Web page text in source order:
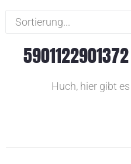
5901122901372
Huch, hier gibt